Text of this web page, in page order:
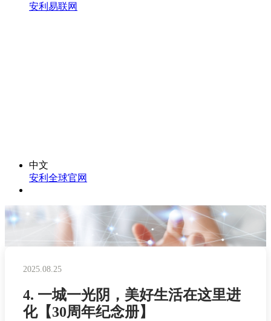
安利易联网
中文
安利全球官网
2025.08.25
4. 一城一光阴，美好生活在这里进
化【30周年纪念册】